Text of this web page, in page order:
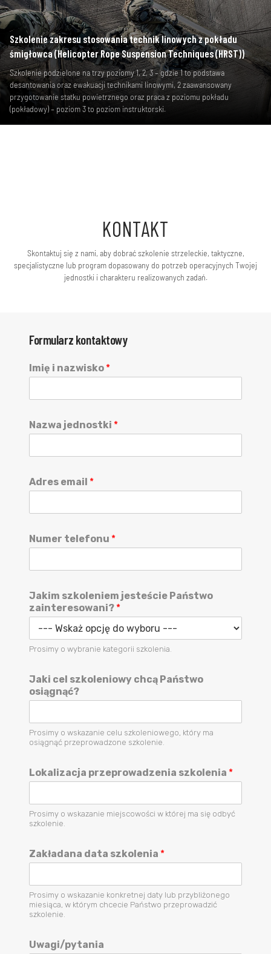
Szkolenie zakresu stosowania technik linowych z pokładu
śmigłowca (Helicopter Rope Suspension Techniques (HRST))
Szkolenie podzielone na trzy poziomy 1, 2, 3 – gdzie 1 to podstawa
desantowania oraz ewakuacji technikami linowymi, 2 zaawansowany
przygotowanie statku powietrznego oraz praca z poziomu pokładu
(pokładowy) – poziom 3 to poziom instruktorski.
KONTAKT
Skontaktuj się z nami, aby dobrać szkolenie strzeleckie, taktyczne,
specjalistyczne lub program dopasowany do potrzeb operacyjnych Twojej
jednostki i charakteru realizowanych zadań.
Formularz kontaktowy
Imię i nazwisko *
Nazwa jednostki *
Adres email *
Numer telefonu *
Jakim szkoleniem jesteście Państwo
zainteresowani? *
Prosimy o wybranie kategorii szkolenia.
Jaki cel szkoleniowy chcą Państwo
osiągnąć?
Prosimy o wskazanie celu szkoleniowego, który ma
osiągnąć przeprowadzone szkolenie.
Lokalizacja przeprowadzenia szkolenia *
Prosimy o wskazanie miejscowości w której ma się odbyć
szkolenie.
Zakładana data szkolenia *
Prosimy o wskazanie konkretnej daty lub przybliżonego
miesiąca, w którym chcecie Państwo przeprowadzić
szkolenie.
Uwagi/pytania